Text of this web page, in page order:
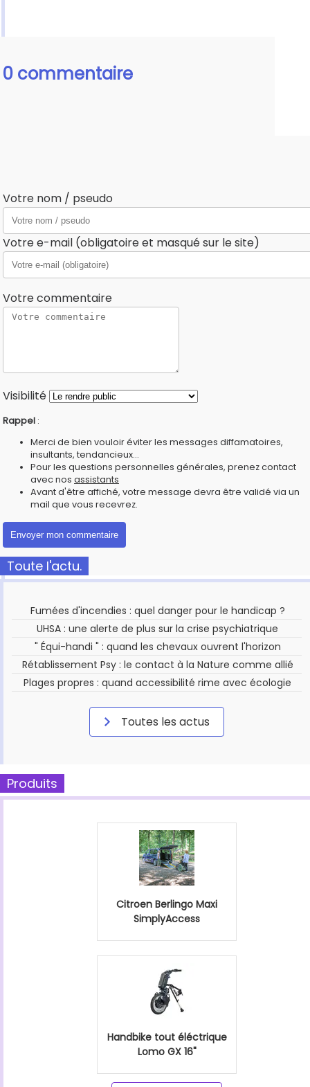
0 commentaire
Votre nom / pseudo
Votre e-mail (obligatoire et masqué sur le site)
Votre commentaire
Visibilité
Rappel :
Merci de bien vouloir éviter les messages diffamatoires,
insultants, tendancieux...
Pour les questions personnelles générales, prenez contact
avec nos assistants
Avant d'être affiché, votre message devra être validé via un
mail que vous recevrez.
Toute l'actu.
Fumées d'incendies : quel danger pour le handicap ?
UHSA : une alerte de plus sur la crise psychiatrique
" Équi-handi " : quand les chevaux ouvrent l'horizon
Rétablissement Psy : le contact à la Nature comme allié
Plages propres : quand accessibilité rime avec écologie
Toutes les actus
Produits
Citroen Berlingo Maxi
SimplyAccess
Handbike tout éléctrique
Lomo GX 16"